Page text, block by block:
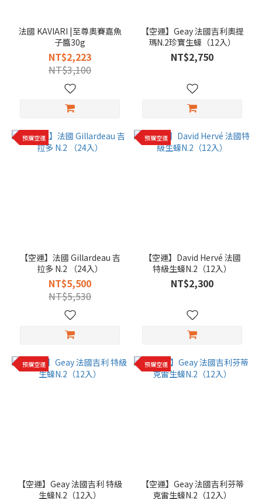
法國 KAVIARI |至尊奧賽嘉魚
子醬30g
NT$2,223
NT$3,100
【空運】Geay 法國吉利奧提
瑪N.2珍寶生蠔（12入）
NT$2,750
預購空運
【空運】法國 Gillardeau 吉
拉多 N.2 （24入）
NT$5,500
NT$5,530
預購空運
【空運】David Hervé 法國
特級生蠔N.2（12入）
NT$2,300
預購空運
【空運】Geay 法國吉利 特級
生蠔N.2（12入）
預購空運
【空運】Geay 法國吉利芬蒂
克雷生蠔N.2（12入）